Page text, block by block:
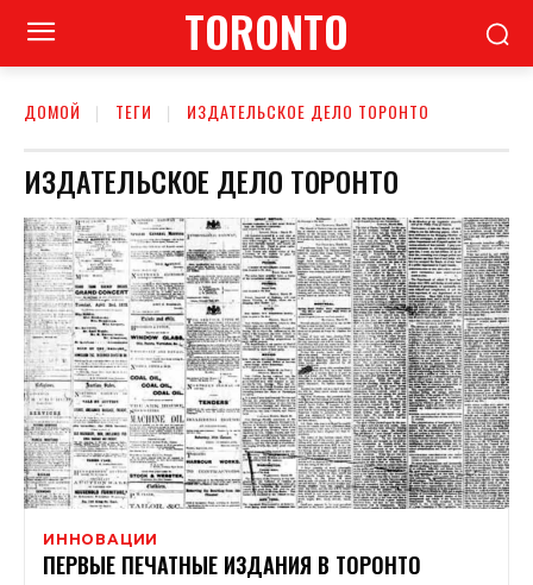
TORONTO
ДОМОЙ ТЕГИ ИЗДАТЕЛЬСКОЕ ДЕЛО ТОРОНТО
ИЗДАТЕЛЬСКОЕ ДЕЛО ТОРОНТО
ИННОВАЦИИ
ПЕРВЫЕ ПЕЧАТНЫЕ ИЗДАНИЯ В ТОРОНТО